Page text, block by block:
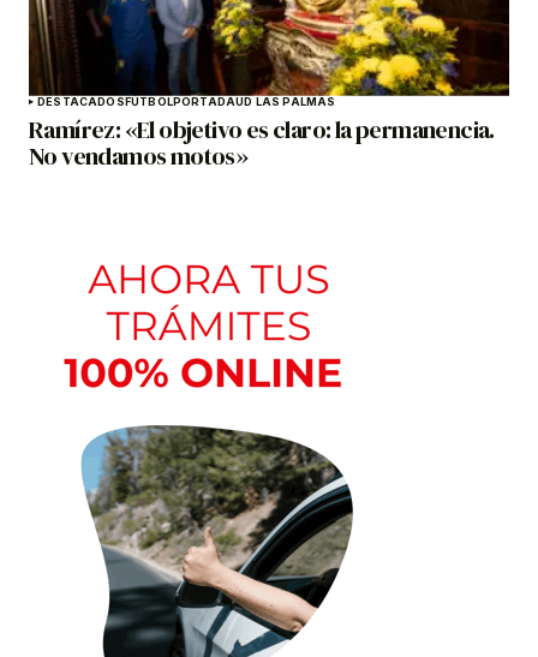
DESTACADOSFÚTBOLPORTADAUD LAS PALMAS
Ramírez: «El objetivo es claro: la permanencia.
No vendamos motos»